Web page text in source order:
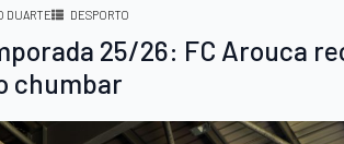
DUARTE DESPORTO
25/26: FC Arouca
chumbar